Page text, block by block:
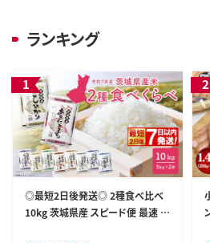
ランキング
◎最短2日後発送◎ 2種食べ比べ
10kg 茨城県産 スピード便 最速 最